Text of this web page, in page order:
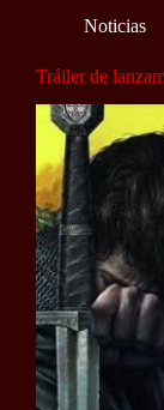
Noticias
Tráiler de